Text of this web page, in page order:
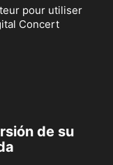
pour utiliser
Concert
de su